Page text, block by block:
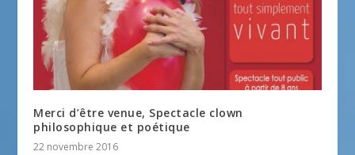
Merci d’être venue, Spectacle clown
philosophique et poétique
22 novembre 2016